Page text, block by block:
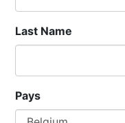
Last Name
Pays